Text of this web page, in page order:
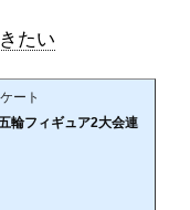
たい
ート
輪フィギュア2大会連